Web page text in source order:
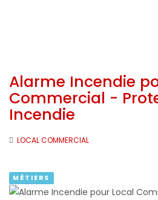
Alarme Incendie
Commercial -
Incendie
LOCAL COMMERCIAL
MÉTIERS